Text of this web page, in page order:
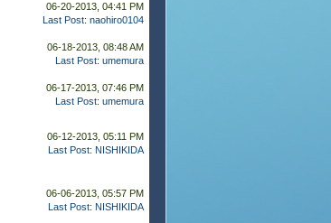
06-20-2013, 04:41 PM
Last Post: naohiro0104
06-18-2013, 08:48 AM
Last Post: umemura
06-17-2013, 07:46 PM
Last Post: umemura
06-12-2013, 05:11 PM
Last Post: NISHIKIDA
06-06-2013, 05:57 PM
Last Post: NISHIKIDA